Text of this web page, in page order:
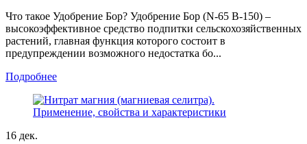
Что такое Удобрение Бор? Удобрение Бор (N-65 B-150) –
высокоэффективное средство подпитки сельскохозяйственных
растений, главная функция которого состоит в
предупреждении возможного недостатка бо...
Подробнее
16 дек.